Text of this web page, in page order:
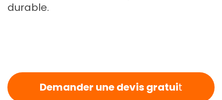
durable.
Demander une devis gratuit